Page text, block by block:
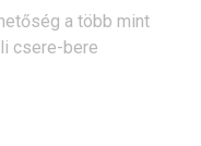
a több mint
csere-bere